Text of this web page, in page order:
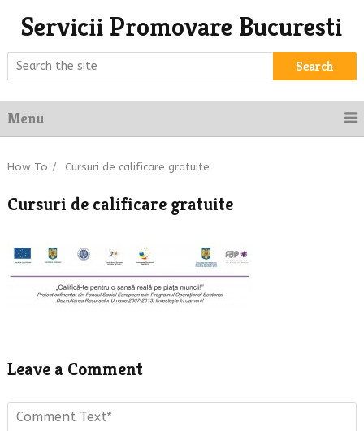
Servicii Promovare Bucuresti
Search
Menu
How To / Cursuri de calificare gratuite
Cursuri de calificare gratuite
Leave a Comment